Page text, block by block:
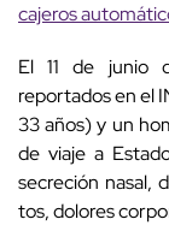
cajeros
El 11 de junio
reportados en el
33 años) y un
de viaje a
secreción nasal,
tos, dolores